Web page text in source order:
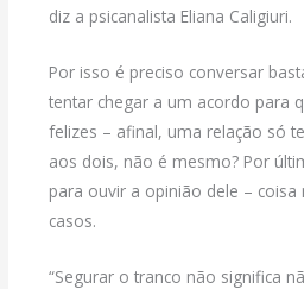
diz a psicanalista Eliana Caligiuri.
Por isso é preciso conversar
tentar chegar a um acordo para
felizes – afinal, uma relação só
aos dois, não é mesmo? Por
para ouvir a opinião dele –
casos.
“Segurar o tranco não significa